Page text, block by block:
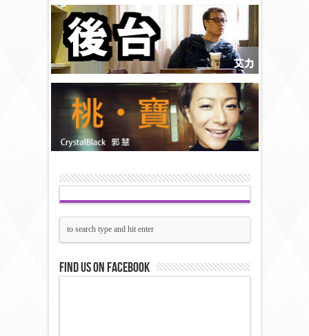
Find us on Facebook